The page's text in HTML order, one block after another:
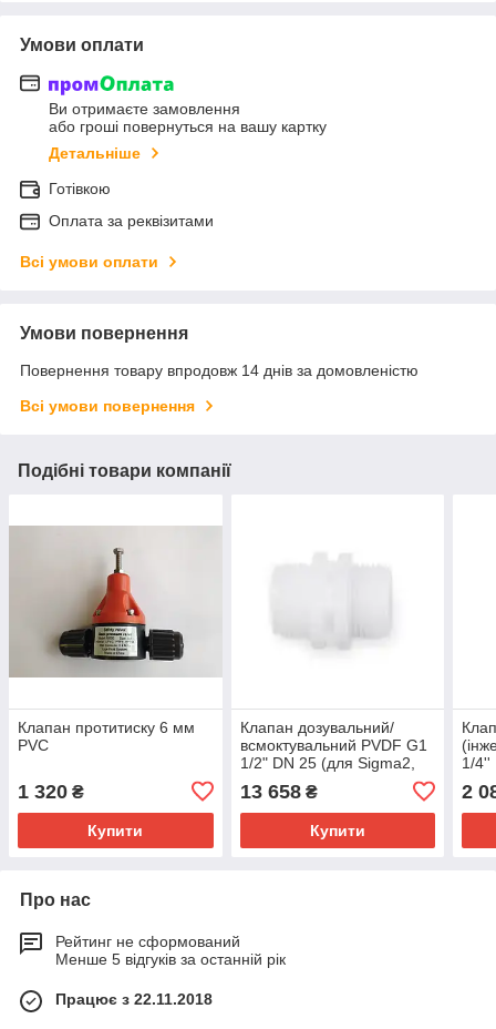
Умови оплати
Ви отримаєте замовлення
або гроші повернуться на вашу картку
Детальніше
Готівкою
Оплата за реквізитами
Всі умови оплати
Умови повернення
Повернення товару впродовж 14 днів за домовленістю
Всі умови повернення
Подібні товари компанії
Клапан протитиску 6 мм
PVC
1 320 ₴
Купити
Клапан дозувальний/
всмоктувальний PVDF G1
1/2" DN 25 (для Sigma2,
13 658₴
Купити
1/4''
2
Про нас
Рейтинг не сформований
Менше 5 відгуків за останній рік
Працює з 22.11.2018